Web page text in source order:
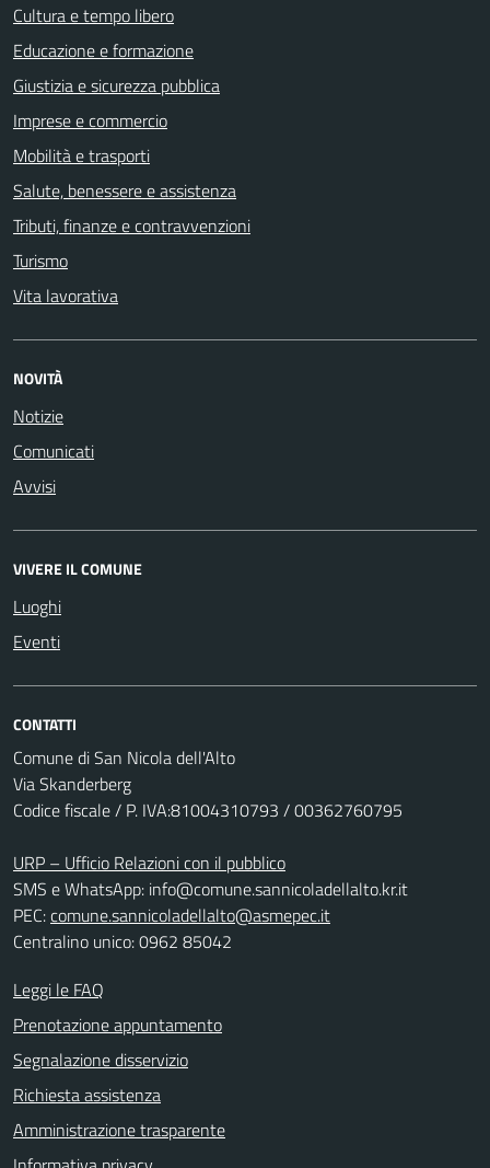
Cultura e tempo libero
Educazione e formazione
Giustizia e sicurezza pubblica
Imprese e commercio
Mobilità e trasporti
Salute, benessere e assistenza
Tributi, finanze e contravvenzioni
Turismo
Vita lavorativa
NOVITÀ
Notizie
Comunicati
Avvisi
VIVERE IL COMUNE
Luoghi
Eventi
CONTATTI
Comune di San Nicola dell'Alto
Via Skanderberg
Codice fiscale / P. IVA:81004310793 / 00362760795
URP – Ufficio Relazioni con il pubblico
SMS e WhatsApp: info@comune.sannicoladellalto.kr.it
PEC:comune.sannicoladellalto@asmepec.it
Centralino unico: 0962 85042
Leggi le FAQ
Prenotazione appuntamento
Segnalazione disservizio
Richiesta assistenza
Amministrazione trasparente